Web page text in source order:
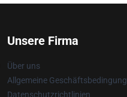
Unsere Firma
Über uns
Allgemeine
Datenschutzrichtlinien